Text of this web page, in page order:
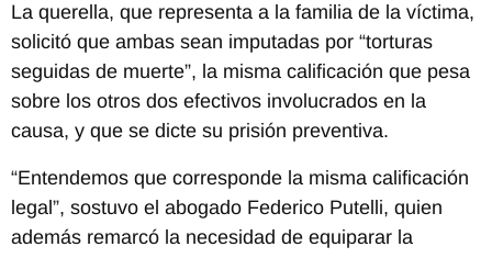
La querella, que representa a la familia de la víctima,
solicitó que ambas sean imputadas por “torturas
seguidas de muerte”, la misma calificación que pesa
sobre los otros dos efectivos involucrados en la
causa, y que se dicte su prisión preventiva.
“Entendemos que corresponde la misma calificación
legal”, sostuvo el abogado Federico Putelli, quien
además remarcó la necesidad de equiparar la